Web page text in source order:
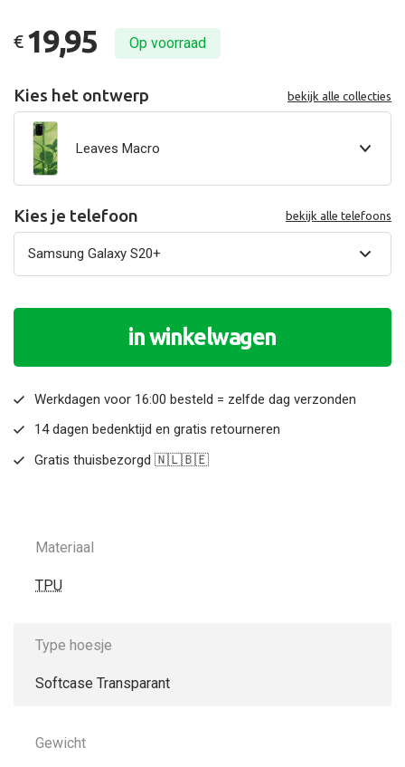
€ 19,95 Op voorraad
Kies het ontwerp bekijk alle collecties
Leaves Macro
Kies je telefoon bekijk alle telefoons
in winkelwagen
Werkdagen voor 16:00 besteld = zelfde dag verzonden
14 dagen bedenktijd en gratis retourneren
Gratis thuisbezorgd 🇳🇱🇧🇪
Materiaal
TPU
Type hoesje
Softcase Transparant
Gewicht